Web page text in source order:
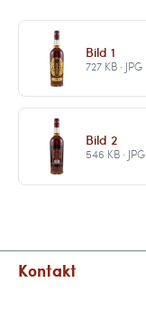
Bild 1
727 KB · JPG
Bild 2
546 KB · JPG
Kontakt